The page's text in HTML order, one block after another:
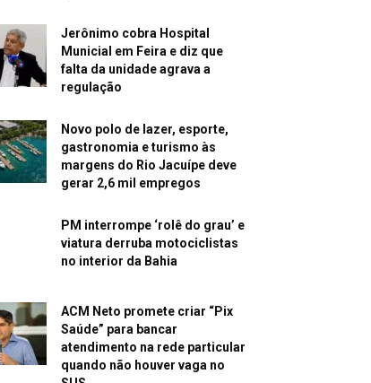
Jerônimo cobra Hospital
Municial em Feira e diz que
falta da unidade agrava a
regulação
Novo polo de lazer, esporte,
gastronomia e turismo às
margens do Rio Jacuípe deve
gerar 2,6 mil empregos
PM interrompe ‘rolê do grau’ e
viatura derruba motociclistas
no interior da Bahia
ACM Neto promete criar “Pix
Saúde” para bancar
atendimento na rede particular
quando não houver vaga no